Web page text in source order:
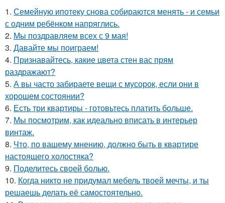
1. Семейную ипотеку снова собираются менять - и семьи
с одним ребёнком напряглись.
2. Мы поздравляем всех с 9 мая!
3. Давайте мы поиграем!
4. Признавайтесь, какие цвета стен вас прям
раздражают?
5. А вы часто забираете вещи с мусорок, если они в
хорошем состоянии?
6. Есть три квартиры - готовьтесь платить больше.
7. Мы посмотрим, как идеально вписать в интерьер
винтаж.
8. Что, по вашему мнению, должно быть в квартире
настоящего холостяка?
9. Поделитесь своей болью.
10. Когда никто не придумал мебель твоей мечты, и ты
решаешь делать её самостоятельно.